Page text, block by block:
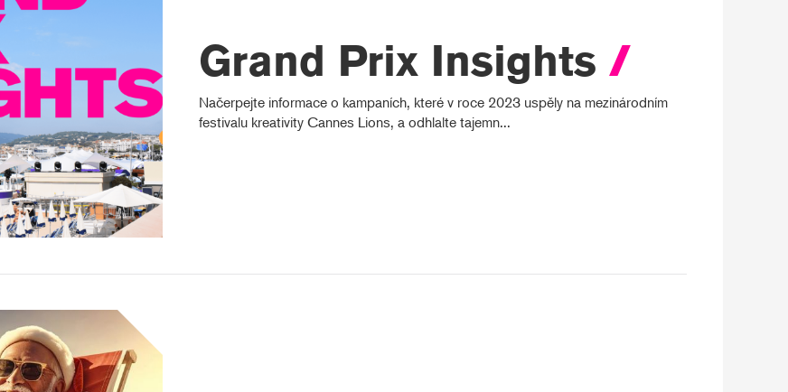
Grand Prix Insights /
Načerpejte informace o kampaních, které v roce 2023 uspěly na mezinárodním
festivalu kreativity Cannes Lions, a odhlalte tajemn...